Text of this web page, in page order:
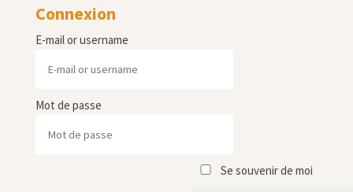
Connexion
E-mail or username
Mot de passe
Se souvenir de moi